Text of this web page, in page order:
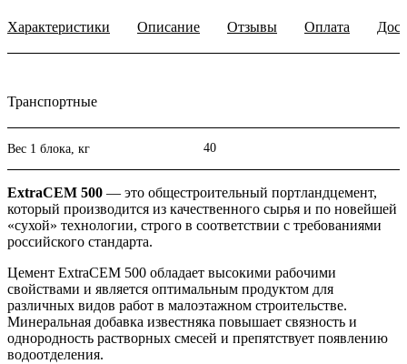
Характеристики Описание Отзывы Оплата
Транспортные
Вес 1 блока, кг 40
ExtraCEM 500 — это общестроительный портландцемент,
который производится из качественного сырья и по новейшей
«сухой» технологии, строго в соответствии с требованиями
российского стандарта.
Цемент ExtraCEM 500 обладает высокими рабочими
свойствами и является оптимальным продуктом для
различных видов работ в малоэтажном строительстве.
Минеральная добавка известняка повышает связность и
однородность растворных смесей и препятствует появлению
водоотделения.